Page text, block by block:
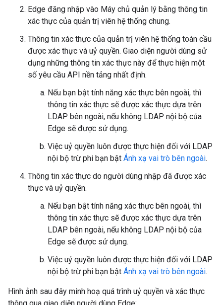
Edge đăng nhập vào Máy chủ quản lý bằng thông tin
xác thực của quản trị viên hệ thống chung.
Thông tin xác thực của quản trị viên hệ thống toàn cầu
được xác thực và uỷ quyền. Giao diện người dùng sử
dụng những thông tin xác thực này để thực hiện một
số yêu cầu API nền tảng nhất định.
Nếu bạn bật tính năng xác thực bên ngoài, thì
thông tin xác thực sẽ được xác thực dựa trên
LDAP bên ngoài, nếu không LDAP nội bộ của
Edge sẽ được sử dụng.
Việc uỷ quyền luôn được thực hiện đối với LDAP
nội bộ trừ phi bạn bật Ánh xạ vai trò bên ngoài.
Thông tin xác thực do người dùng nhập đã được xác
thực và uỷ quyền.
Nếu bạn bật tính năng xác thực bên ngoài, thì
thông tin xác thực sẽ được xác thực dựa trên
LDAP bên ngoài, nếu không LDAP nội bộ của
Edge sẽ được sử dụng.
Việc uỷ quyền luôn được thực hiện đối với LDAP
nội bộ trừ phi bạn bật Ánh xạ vai trò bên ngoài.
Hình ảnh sau đây minh hoạ quá trình uỷ quyền và xác thực